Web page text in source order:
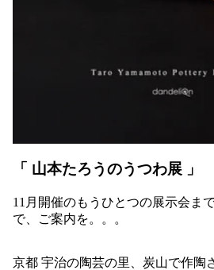
「 山本たろうのうつわ展 」
11月開催のもうひとつの展示会ま
で、ご案内を。。。
京都 宇治の陶芸の里、炭山で作陶